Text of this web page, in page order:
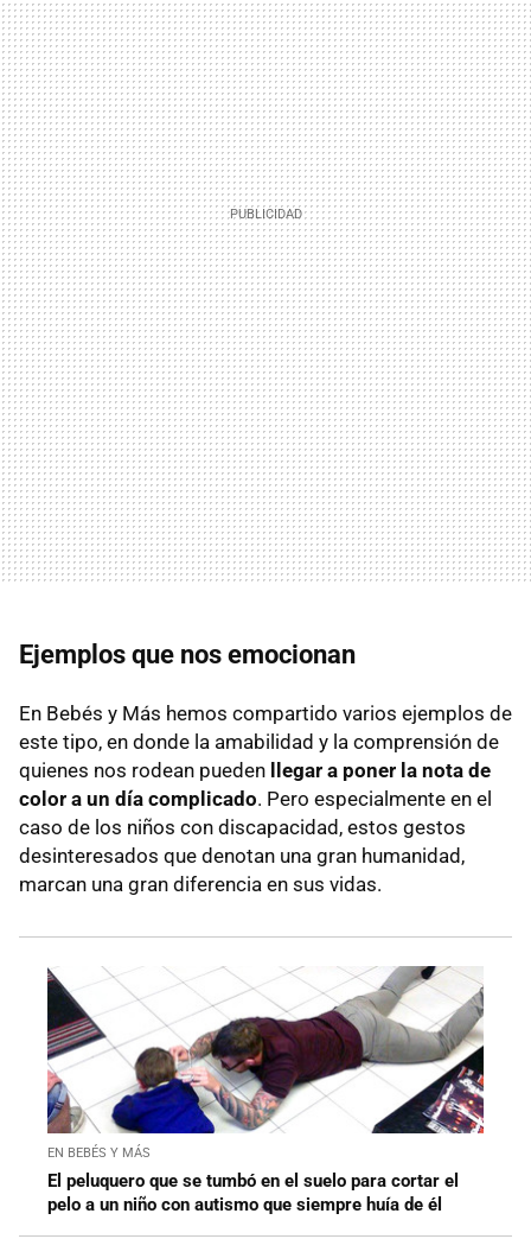
Ejemplos que nos emocionan
En Bebés y Más hemos compartido varios ejemplos de
este tipo, en donde la amabilidad y la comprensión de
quienes nos rodean pueden
llegar a poner la nota de
color a un día complicado. Pero especialmente en el
caso de los niños con discapacidad, estos gestos
desinteresados que denotan una gran humanidad,
marcan una gran diferencia en sus vidas.
EN BEBÉS Y MÁS
El peluquero que se tumbó en el suelo para cortar el
pelo a un niño con autismo que siempre huía de él